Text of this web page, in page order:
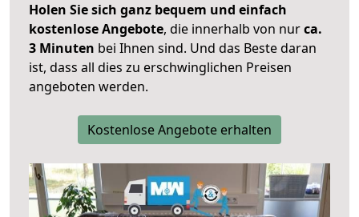
Holen Sie sich ganz bequem und einfach
kostenlose Angebote, die innerhalb von nurca.
3 Minuten bei Ihnen sind. Und das Beste daran
ist, dass all dies zu erschwinglichen Preisen
angeboten werden.
Kostenlose Angebote erhalten